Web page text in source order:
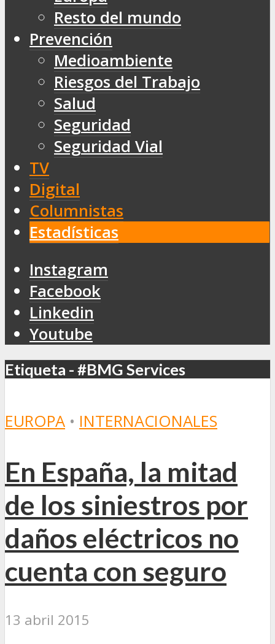
Resto del mundo
Prevención
Medioambiente
Riesgos del Trabajo
Salud
Seguridad
Seguridad Vial
TV
Digital
Columnistas
Estadísticas
Instagram
Facebook
Linkedin
Youtube
Etiqueta - #BMG Services
EUROPA • INTERNACIONALES
En España, la mitad
de los siniestros por
daños eléctricos no
cuenta con seguro
13 abril 2015